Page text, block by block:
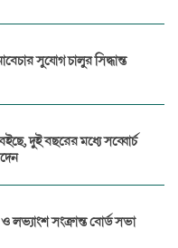
সুযোগ চালুর সিদ্ধান্ত
দুই বছরের মধ্যে সব্বোর্চ
সংক্রান্ত বোর্ড সভা